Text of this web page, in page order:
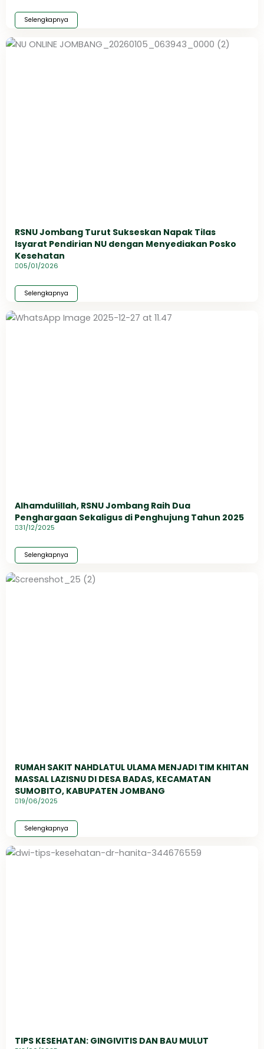
Selengkapnya
RSNU Jombang Turut Sukseskan Napak Tilas
Isyarat Pendirian NU dengan Menyediakan Posko
Kesehatan
05/01/2026
Selengkapnya
Alhamdulillah, RSNU Jombang Raih Dua
Penghargaan Sekaligus di Penghujung Tahun 2025
31/12/2025
Selengkapnya
RUMAH SAKIT NAHDLATUL ULAMA MENJADI TIM KHITAN
MASSAL LAZISNU DI DESA BADAS, KECAMATAN
SUMOBITO, KABUPATEN JOMBANG
19/06/2025
Selengkapnya
TIPS KESEHATAN: GINGIVITIS DAN BAU MULUT